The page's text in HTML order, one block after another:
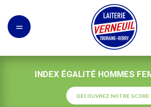
=
INDEX ÉGALITÉ HOMMES
DÉCOUVREZ NOTRE SCORE !
Panneau de gestion des cookies